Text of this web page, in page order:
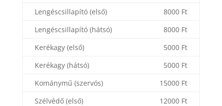
Lengéscsillapító (első)
8000 Ft
Lengéscsillapító (hátsó)
8000 Ft
Kerékagy (első)
5000 Ft
Kerékagy (hátsó)
5000 Ft
Kománymű (szervós)
15000 Ft
Szélvédő (első)
12000 Ft